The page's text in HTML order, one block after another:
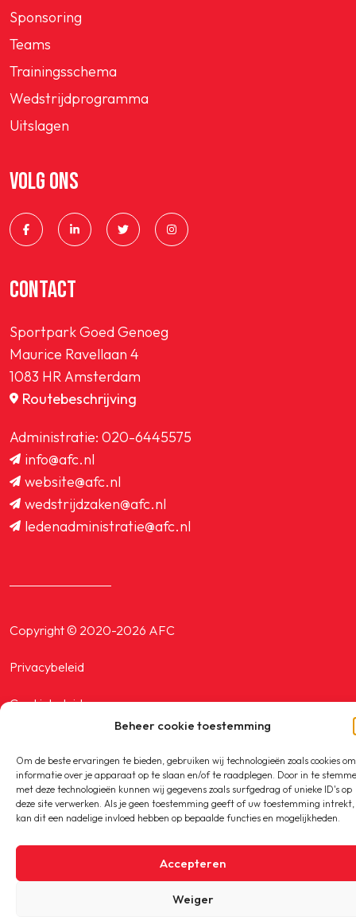
Beheer cookie toestemming
Om de beste ervaringen te bieden, gebruiken wij technologieën zoals cookies om
informatie over je apparaat op te slaan en/of te raadplegen. Door in te
met deze technologieën kunnen wij gegevens zoals surfgedrag of unieke ID's op
deze site verwerken. Als je geen toestemming geeft of uw toestemming intrekt,
kan dit een nadelige invloed hebben op bepaalde functies en mogelijkheden.
Accepteren
Weiger
Sponsoring
Teams
Trainingsschema
Wedstrijdprogramma
Uitslagen
VOLG ONS
CONTACT
Sportpark Goed Genoeg
Maurice Ravellaan 4
1083 HR Amsterdam
Routebeschrijving
Administratie: 020-6445575
info@afc.nl
website@afc.nl
wedstrijdzaken@afc.nl
ledenadministratie@afc.nl
Copyright © 2020-2026 AFC
Privacybeleid
Cookiebeleid